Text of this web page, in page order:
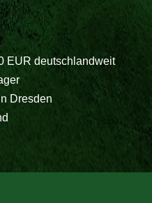
EUR deutschlandweit
Dresden